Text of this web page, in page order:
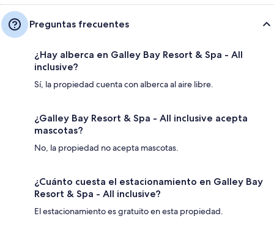
Preguntas frecuentes
¿Hay alberca en Galley Bay Resort & Spa - All
inclusive?
Sí, la propiedad cuenta con alberca al aire libre.
¿Galley Bay Resort & Spa - All inclusive acepta
mascotas?
No, la propiedad no acepta mascotas.
¿Cuánto cuesta el estacionamiento en Galley Bay
Resort & Spa - All inclusive?
El estacionamiento es gratuito en esta propiedad.